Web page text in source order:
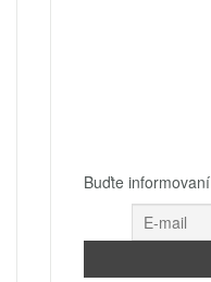
Buďte informovaní